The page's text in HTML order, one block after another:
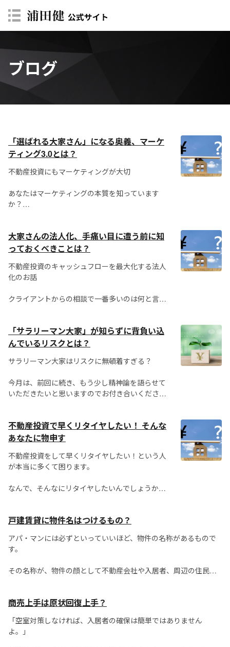
ブログ
「選ばれる大家さん」になる奥義、マーケ
ティング3.0とは？
不動産投資にもマーケティングが大切
あなたはマーケティングの本質を知っています
か？
成り立っています。今後市場に何が求められるの
か？ 市場を調査し、時には求められるものを感じ
れがマーケテ...
大家さんの法人化、手痛い目に遭う前に知
っておくべきことは？
不動産投資のキャッシュフローを最大化する法人
化のお話
クライアントからの相談で一番多いのは何と言っ
います。
ほとんどありませんでしたが、今はど...
「サラリーマン大家」が知らずに背負い込
んでいるリスクとは？
サラリーマン大家はリスクに無頓着すぎる？
今月は、前回に続き、もう少し精神論を語らせて
いただきたいと思いますのでお付き合いくださ
ある会員Aさんから、このようなご質問をいただ
きました。不動産投資の真髄を知った人だけが感
不動産投資で早くリタイヤしたい！ そんな
あなたに物申す
不動産投資をして早くリタイヤしたい！という人
が本当に多くて困ります。
なんで、そんなにリタイヤしたいんでしょうか。
って、いったい何なんでしょうか？ 人生でも、ス
戸建賃貸に物件名はつけるもの？
アパ・マンには必ずといっていいほど、物件の名称があるもので
す。
その名称が、物件の顔として不動産会社や入居者、周辺の住民に
印象に残る名前や、物件と名称のイメージがマッチしていると、
す。
商売上手は原状回復上手？
「空室対策しなければ、入居者の確保は簡単ではありません
よ。」